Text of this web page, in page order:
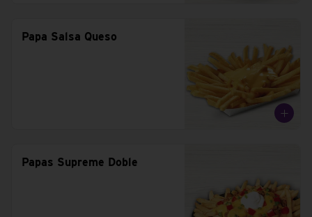
Papa Salsa Queso
Papas Supreme Doble